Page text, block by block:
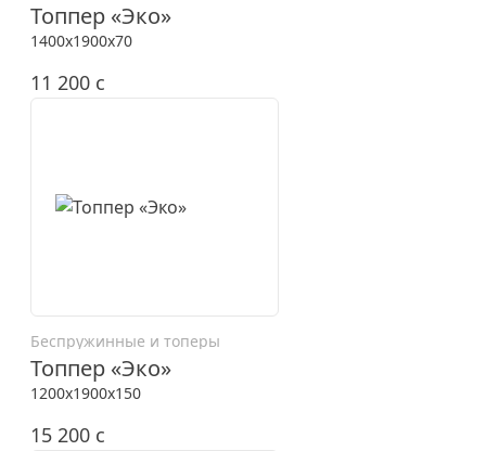
Топпер «Эко»
1400x1900x70
11 200 c
Беспружинные и топеры
Топпер «Эко»
1200x1900x150
15 200 c